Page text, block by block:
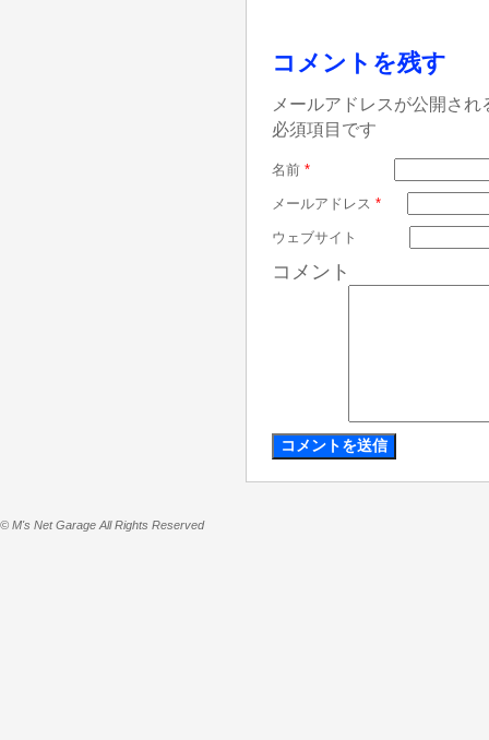
コメントを残す
メールアドレスが公開さ
必須項目です
名前 *
メールアドレス *
ウェブサイト
コメント
© M's Net Garage All Rights Reserved